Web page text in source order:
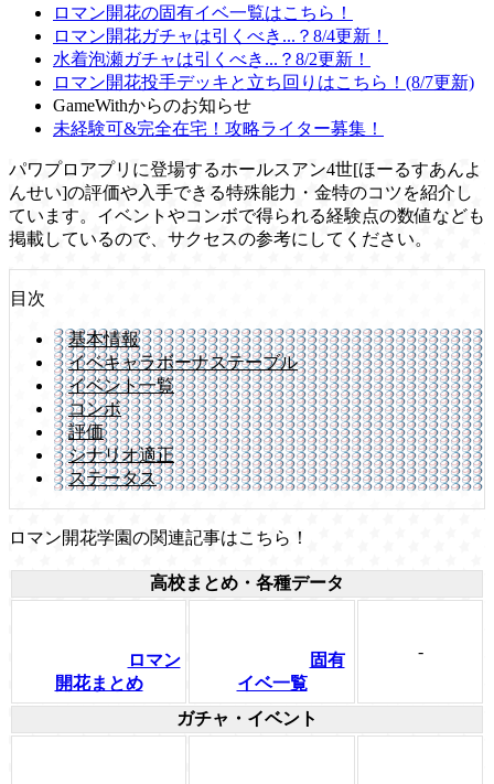
ロマン開花の固有イベ一覧はこちら！
ロマン開花ガチャは引くべき...？8/4更新！
水着泡瀬ガチャは引くべき...？8/2更新！
ロマン開花投手デッキと立ち回りはこちら！(8/7更新)
GameWithからのお知らせ
未経験可&完全在宅！攻略ライター募集！
パワプロアプリに登場するホールスアン4世[ほーるすあんよ
んせい]の評価や入手できる特殊能力・金特のコツを紹介し
ています。イベントやコンボで得られる経験点の数値なども
掲載しているので、サクセスの参考にしてください。
目次
基本情報
イベキャラボーナステーブル
イベント一覧
コンボ
評価
シナリオ適正
ステータス
ロマン開花学園の関連記事はこちら！
高校まとめ・各種データ
ロマン
開花まとめ
固有
イベ一覧
-
ガチャ・イベント